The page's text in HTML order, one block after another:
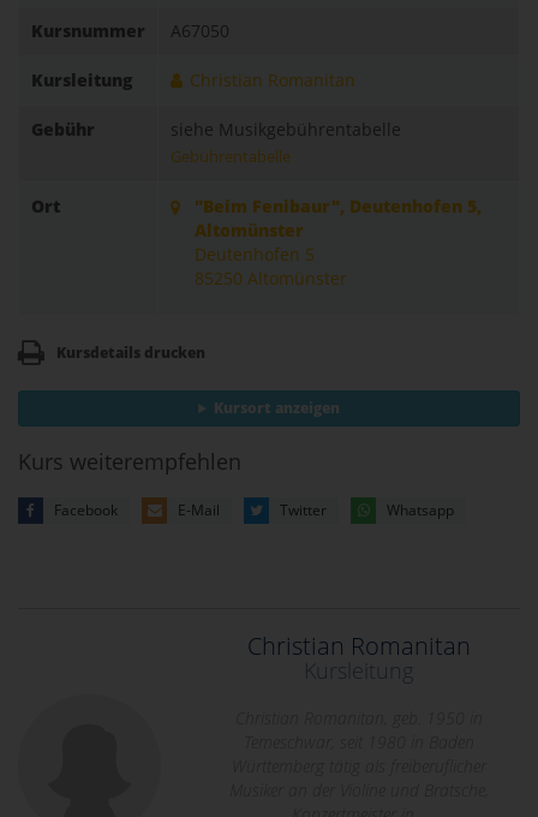
Kursnummer A67050
Kursleitung Christian Romanitan
Gebühr siehe Musikgebührentabelle
Gebührentabelle
Ort
"Beim Fenibaur", Deutenhofen 5,
Altomünster
Deutenhofen 5
85250 Altomünster
Kursdetails drucken
Kursort anzeigen
Kurs weiterempfehlen
Facebook E-Mail Twitter Whatsapp
Christian Romanitan
Kursleitung